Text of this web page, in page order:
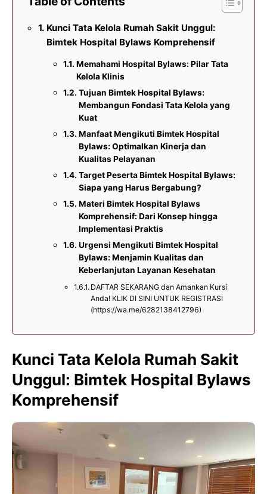
Kunci Tata Kelola Rumah Sakit Unggul:
Bimtek Hospital Bylaws Komprehensif
Memahami Hospital Bylaws: Pilar Tata
Kelola Klinis
Tujuan Bimtek Hospital Bylaws:
Membangun Fondasi Tata Kelola yang
Kuat
Manfaat Mengikuti Bimtek Hospital
Bylaws: Optimalkan Kinerja dan
Kualitas Pelayanan
Target Peserta Bimtek Hospital Bylaws:
Siapa yang Harus Bergabung?
Materi Bimtek Hospital Bylaws
Komprehensif: Dari Konsep hingga
Implementasi Praktis
Urgensi Mengikuti Bimtek Hospital
Bylaws: Menjamin Kualitas dan
Keberlanjutan Layanan Kesehatan
DAFTAR SEKARANG dan Amankan Kursi
Anda! KLIK DI SINI UNTUK REGISTRASI
(https://wa.me/6282138412796)
Kunci Tata Kelola Rumah Sakit
Unggul: Bimtek Hospital Bylaws
Komprehensif